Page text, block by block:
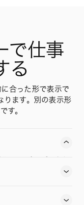
で仕事
る
合った形で表示で
ります。別の表示形
す。
。